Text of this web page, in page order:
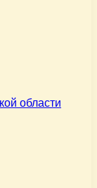
области